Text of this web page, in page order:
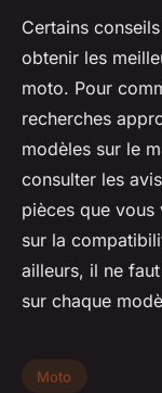
Certains
obtenir les
moto. Pour
recherches
modèles sur le
consulter les
pièces que
sur la
ailleurs, il ne
sur chaque
Moto